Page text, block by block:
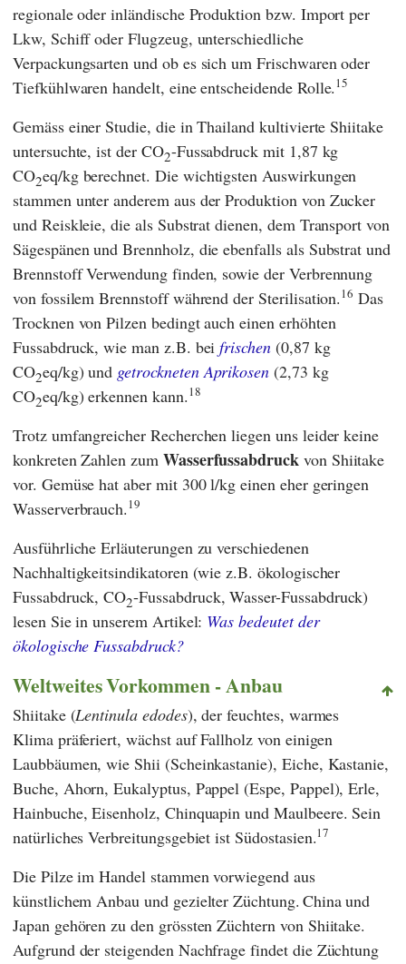
regionale oder inländische Produktion bzw. Import per
Lkw, Schiff oder Flugzeug, unterschiedliche
Verpackungsarten und ob es sich um Frischwaren oder
Tiefkühlwaren handelt, eine entscheidende Rolle.15
Gemäss einer Studie, die in Thailand kultivierte Shiitake
untersuchte, ist der CO2-Fussabdruck mit 1,87 kg
CO2eq/kg berechnet. Die wichtigsten Auswirkungen
stammen unter anderem aus der Produktion von Zucker
und Reiskleie, die als Substrat dienen, dem Transport von
Sägespänen und Brennholz, die ebenfalls als Substrat und
Brennstoff Verwendung finden, sowie der Verbrennung
von fossilem Brennstoff während der Sterilisation.16 Das
Trocknen von Pilzen bedingt auch einen erhöhten
Fussabdruck, wie man z.B. beifrischen(0,87 kg
CO2eq/kg) und getrockneten Aprikosen (2,73 kg
CO2eq/kg) erkennen kann.18
Trotz umfangreicher Recherchen liegen uns leider keine
konkreten Zahlen zum Wasserfussabdruckvon Shiitake
vor. Gemüse hat aber mit 300 l/kg einen eher geringen
Wasserverbrauch.19
Ausführliche Erläuterungen zu verschiedenen
Nachhaltigkeitsindikatoren (wie z.B. ökologischer
Fussabdruck, CO2-Fussabdruck, Wasser-Fussabdruck)
lesen Sie in unserem Artikel: Was bedeutet der
ökologische Fussabdruck?
Weltweites Vorkommen - Anbau
Shiitake (Lentinula edodes), der feuchtes, warmes
Klima präferiert, wächst auf Fallholz von einigen
Laubbäumen, wie Shii (Scheinkastanie), Eiche, Kastanie,
Buche, Ahorn, Eukalyptus, Pappel (Espe, Pappel), Erle,
Hainbuche, Eisenholz, Chinquapin und Maulbeere. Sein
natürliches Verbreitungsgebiet ist Südostasien.17
Die Pilze im Handel stammen vorwiegend aus
künstlichem Anbau und gezielter Züchtung. China und
Japan gehören zu den grössten Züchtern von Shiitake.
Aufgrund der steigenden Nachfrage findet die Züchtung